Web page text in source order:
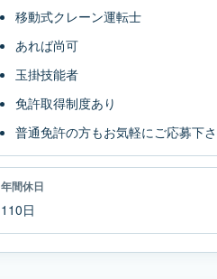
移動式クレーン運転士
あれば尚可
玉掛技能者
免許取得制度あり
普通免許の方もお気軽にご応募下
年間休日
110日